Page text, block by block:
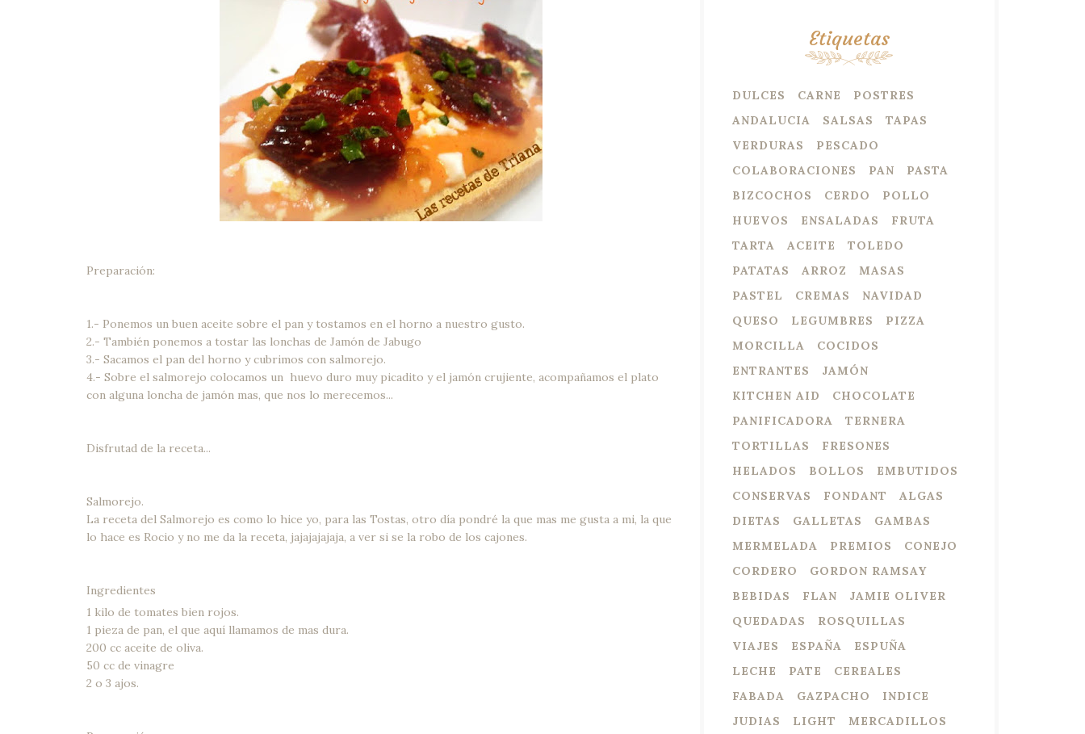
Preparación:
1.- Ponemos un buen aceite sobre el pan y tostamos en el horno a nuestro gusto.
2.- También ponemos a tostar las lonchas de Jamón de Jabugo
3.- Sacamos el pan del horno y cubrimos con salmorejo.
4.- Sobre el salmorejo colocamos un huevo duro muy picadito y el jamón crujiente, acompañamos el plato
con alguna loncha de jamón mas, que nos lo merecemos...
Disfrutad de la receta...
Salmorejo.
La receta del Salmorejo es como lo hice yo, para las Tostas, otro día pondré la que mas me gusta a mi, la que
lo hace es Rocio y no me da la receta, jajajajajaja, a ver si se la robo de los cajones.
Ingredientes
1 kilo de tomates bien rojos.
1 pieza de pan, el que aquí llamamos de mas dura.
200 cc aceite de oliva.
50 cc de vinagre
2 o 3 ajos.
Etiquetas
DULCES CARNE
POSTRES
ANDALUCIA
SALSAS
TAPAS
VERDURAS
PESCADO
COLABORACIONES
PAN
PASTA
BIZCOCHOS
CERDO
POLLO
HUEVOS
ENSALADAS
FRUTA
TARTA
ACEITE
TOLEDO
PATATAS
ARROZ
MASAS
PASTEL
CREMAS
NAVIDAD
QUESO
LEGUMBRES
PIZZA
MORCILLA
COCIDOS
ENTRANTES
JAMÓN
KITCHEN AID
CHOCOLATE
PANIFICADORA
TERNERA
TORTILLAS
FRESONES
HELADOS
BOLLOS
EMBUTIDOS
CONSERVAS
FONDANT
ALGAS
DIETAS
GALLETAS
GAMBAS
MERMELADA
PREMIOS
CONEJO
CORDERO
GORDON RAMSAY
BEBIDAS
FLAN
JAMIE OLIVER
QUEDADAS
ROSQUILLAS
VIAJES
ESPAÑA
ESPUÑA
LECHE
PATE
CEREALES
FABADA
GAZPACHO
INDICE
JUDIAS
LIGHT
MERCADILLOS